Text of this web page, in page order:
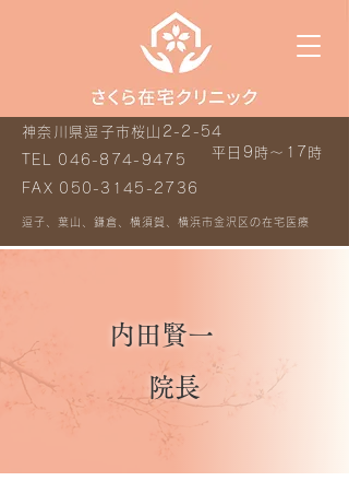
平日9時～17時
神奈川県逗子市桜山2-2-54
TEL 046-874-9475
FAX 050-3145-2736
逗子、葉山、鎌倉、横須賀、横浜市金沢区の在宅医療
内田賢一
院長